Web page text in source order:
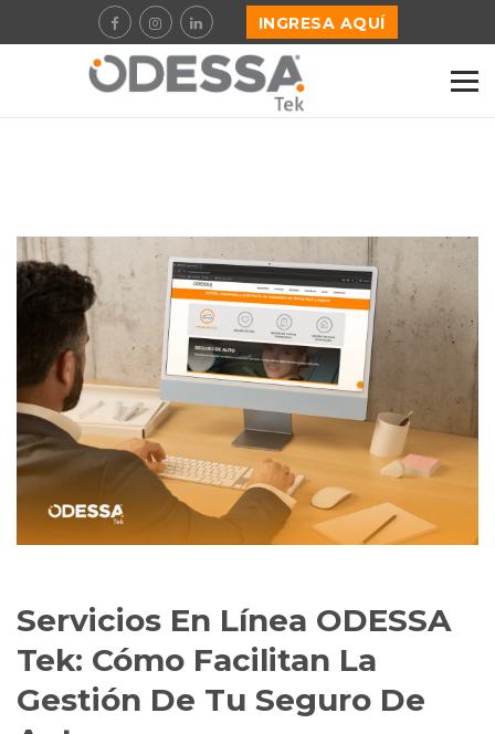
INGRESA AQUÍ
Servicios En Línea ODESSA
Tek: Cómo Facilitan La
Gestión De Tu Seguro De